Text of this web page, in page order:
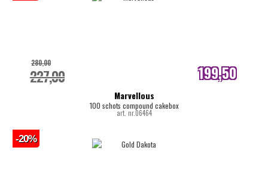
Marvellous
100 schots compound cakebox
art. nr.06464
227,00
280,00 199,50
internetprijs
-20%